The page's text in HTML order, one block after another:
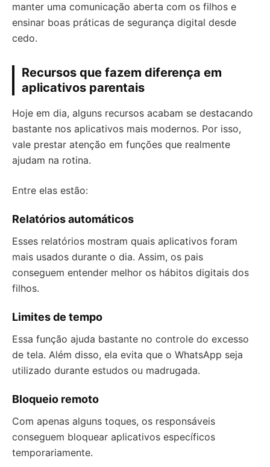
manter uma comunicação aberta com os filhos e
ensinar boas práticas de segurança digital desde
cedo.
Recursos que fazem diferença em
aplicativos parentais
Hoje em dia, alguns recursos acabam se destacando
bastante nos aplicativos mais modernos. Por isso,
vale prestar atenção em funções que realmente
ajudam na rotina.
Entre elas estão:
Relatórios automáticos
Esses relatórios mostram quais aplicativos foram
mais usados durante o dia. Assim, os pais
conseguem entender melhor os hábitos digitais dos
filhos.
Limites de tempo
Essa função ajuda bastante no controle do excesso
de tela. Além disso, ela evita que o WhatsApp seja
utilizado durante estudos ou madrugada.
Bloqueio remoto
Com apenas alguns toques, os responsáveis
conseguem bloquear aplicativos específicos
temporariamente.